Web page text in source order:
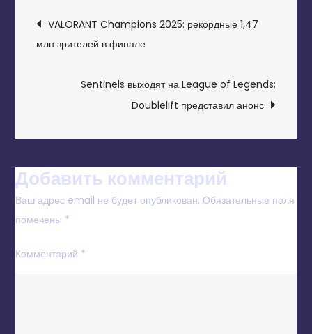
НАВИГАЦИЯ
ПО
ЗАПИСЯМ
VALORANT Champions 2025: рекордные 1,47
млн зрителей в финале
Sentinels выходят на League of Legends:
Doublelift представил анонс
Добавить комментарий
Ваш адрес email не будет опубликован. Обязательные поля
помечены *
Комментарий *